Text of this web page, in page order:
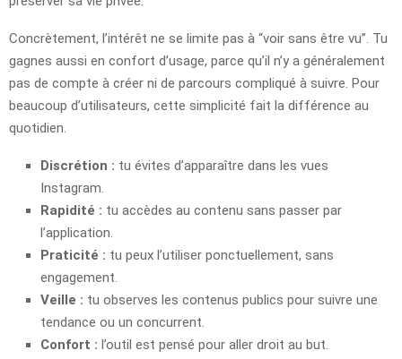
Concrètement, l’intérêt ne se limite pas à “voir sans être vu”. Tu
gagnes aussi en confort d’usage, parce qu’il n’y a généralement
pas de compte à créer ni de parcours compliqué à suivre. Pour
beaucoup d’utilisateurs, cette simplicité fait la différence au
quotidien.
Discrétion : tu évites d’apparaître dans les vues
Instagram.
Rapidité : tu accèdes au contenu sans passer par
l’application.
Praticité : tu peux l’utiliser ponctuellement, sans
engagement.
Veille : tu observes les contenus publics pour suivre une
tendance ou un concurrent.
Confort : l’outil est pensé pour aller droit au but.